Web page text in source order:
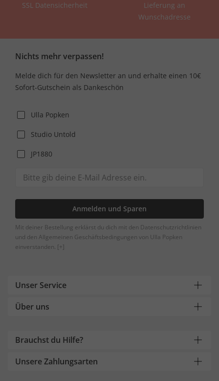
SSL Datensicherheit
Lieferung an
Wunschadresse
Nichts mehr verpassen!
Melde dich für den Newsletter an und erhalte einen 10€
Sofort-Gutschein als Dankeschön
Ulla Popken
Studio Untold
JP1880
Anmelden und Sparen
Mit deiner Bestellung erklärst du dich mit den Datenschutzrichtlinien
und den Allgemeinen Geschäftsbedingungen von Ulla Popken
einverstanden. [+]
Unser Service
Über uns
Brauchst du Hilfe?
Unsere Zahlungsarten